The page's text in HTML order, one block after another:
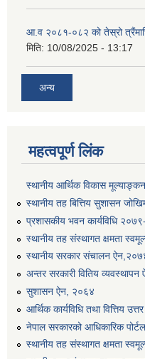
आ.व २०८१-०८२ को तेस्रो
मिति: 10/08/2025 - 13:17
अन्य
महत्वपूर्ण लिंक
स्थानीय आर्थिक विकास
स्थानीय तह बित्तिय सुशासन
प्रशासकीय भवन कार्यविधि
स्थानीय तह संस्थागत क्षमता
स्थानीय सरकार संचालन
अन्तर सरकारी वितिय
सुशासन ऐन, २०६४
आर्थिक कार्यविधि तथा वित्तिय
नेपाल सरकारको आधिकारिक पोर्टल
स्थानीय तह संस्थागत क्षमता